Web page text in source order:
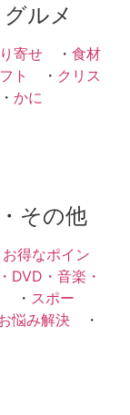
ルメ
寄せ ・ 食材
ト ・ クリス
かに
その他
お得なポイン
DVD・音楽・
・ スポー
悩み解決 ・